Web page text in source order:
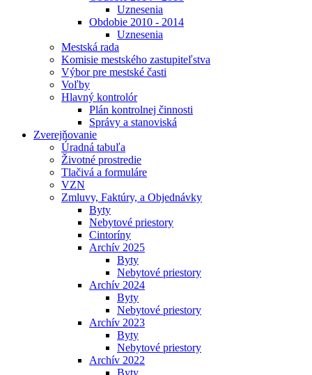
Uznesenia
Obdobie 2010 - 2014
Uznesenia
Mestská rada
Komisie mestského zastupiteľstva
Výbor pre mestské časti
Voľby
Hlavný kontrolór
Plán kontrolnej činnosti
Správy a stanoviská
Zverejňovanie
Úradná tabuľa
Životné prostredie
Tlačivá a formuláre
VZN
Zmluvy, Faktúry, a Objednávky
Byty
Nebytové priestory
Cintoríny
Archív 2025
Byty
Nebytové priestory
Archív 2024
Byty
Nebytové priestory
Archív 2023
Byty
Nebytové priestory
Archív 2022
Byty